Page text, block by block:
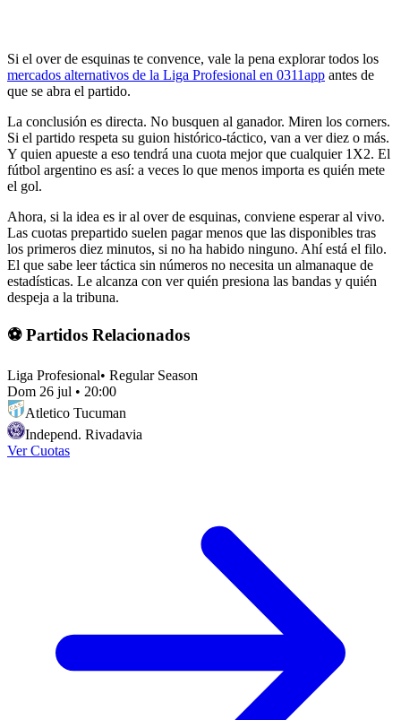
Si el over de esquinas te convence, vale la pena explorar todos los
mercados alternativos de la Liga Profesional en 0311app antes de
que se abra el partido.
La conclusión es directa. No busquen al ganador. Miren los corners.
Si el partido respeta su guion histórico-táctico, van a ver diez o más.
Y quien apueste a eso tendrá una cuota mejor que cualquier 1X2. El
fútbol argentino es así: a veces lo que menos importa es quién mete
el gol.
Ahora, si la idea es ir al over de esquinas, conviene esperar al vivo.
Las cuotas prepartido suelen pagar menos que las disponibles tras
los primeros diez minutos, si no ha habido ninguno. Ahí está el filo.
El que sabe leer táctica sin números no necesita un almanaque de
estadísticas. Le alcanza con ver quién presiona las bandas y quién
despeja a la tribuna.
⚽ Partidos Relacionados
Liga Profesional• Regular Season
Dom 26 jul • 20:00
Atletico Tucuman
Independ. Rivadavia
Ver Cuotas